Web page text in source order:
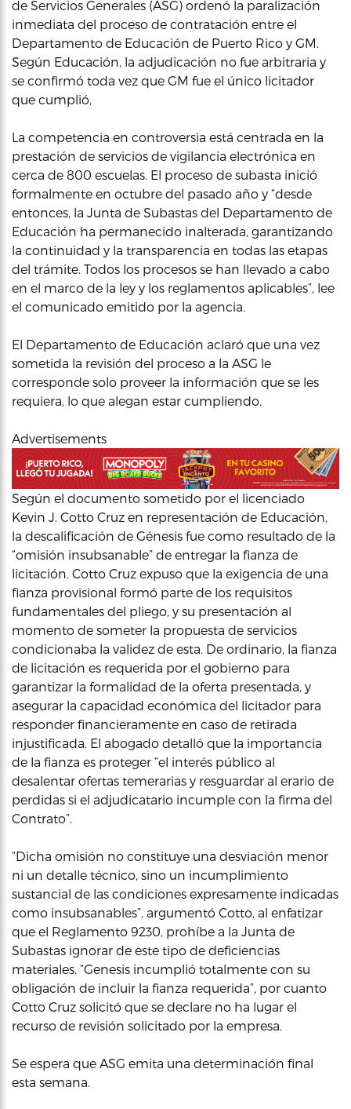
de Servicios Generales (ASG) ordenó la paralización
inmediata del proceso de contratación entre el
Departamento de Educación de Puerto Rico y GM.
Según Educación, la adjudicación no fue arbitraria y
se confirmó toda vez que GM fue el único licitador
que cumplió,
La competencia en controversia está centrada en la
prestación de servicios de vigilancia electrónica en
cerca de 800 escuelas. El proceso de subasta inició
formalmente en octubre del pasado año y “desde
entonces, la Junta de Subastas del Departamento de
Educación ha permanecido inalterada, garantizando
la continuidad y la transparencia en todas las etapas
del trámite. Todos los procesos se han llevado a cabo
en el marco de la ley y los reglamentos aplicables”, lee
el comunicado emitido por la agencia.
El Departamento de Educación aclaró que una vez
sometida la revisión del proceso a la ASG le
corresponde solo proveer la información que se les
requiera, lo que alegan estar cumpliendo.
Advertisements
Según el documento sometido por el licenciado
Kevin J. Cotto Cruz en representación de Educación,
la descalificación de Génesis fue como resultado de la
“omisión insubsanable” de entregar la fianza de
licitación. Cotto Cruz expuso que la exigencia de una
fianza provisional formó parte de los requisitos
fundamentales del pliego, y su presentación al
momento de someter la propuesta de servicios
condicionaba la validez de esta. De ordinario, la fianza
de licitación es requerida por el gobierno para
garantizar la formalidad de la oferta presentada, y
asegurar la capacidad económica del licitador para
responder financieramente en caso de retirada
injustificada. El abogado detalló que la importancia
de la fianza es proteger “el interés público al
desalentar ofertas temerarias y resguardar al erario de
perdidas si el adjudicatario incumple con la firma del
Contrato”.
“Dicha omisión no constituye una desviación menor
ni un detalle técnico, sino un incumplimiento
sustancial de las condiciones expresamente indicadas
como insubsanables”, argumentó Cotto, al enfatizar
que el Reglamento 9230, prohíbe a la Junta de
Subastas ignorar de este tipo de deficiencias
materiales. “Genesis incumplió totalmente con su
obligación de incluir la fianza requerida”, por cuanto
Cotto Cruz solicitó que se declare no ha lugar el
recurso de revisión solicitado por la empresa.
Se espera que ASG emita una determinación final
esta semana.